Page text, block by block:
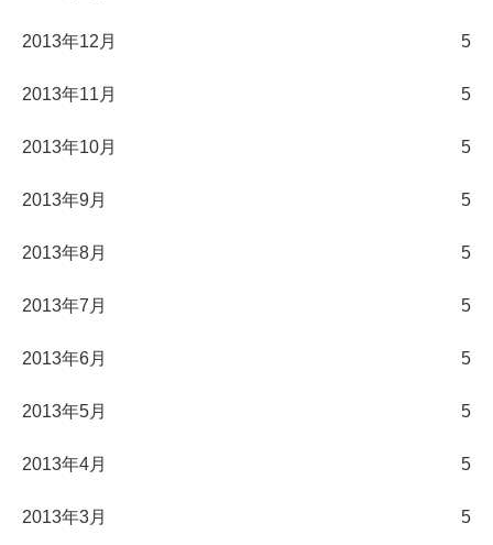
2013年12月 5
2013年11月 5
2013年10月 5
2013年9月 5
2013年8月 5
2013年7月 5
2013年6月 5
2013年5月 5
2013年4月 5
2013年3月 5